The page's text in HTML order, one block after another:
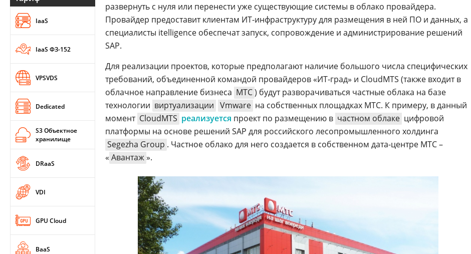
Об
издании
Реклама
Вакансии
Контакты
Дзен
Rutube
IaaS
IaaS ФЗ-152
VPSVDS
Dedicated
S3 Объектное
хранилище
DRaaS
VDI
GPU Cloud
BaaS
развернуть с нуля или перенести уже существующие системы в облако провайдера.
Провайдер предоставит клиентам ИТ-инфраструктуру для размещения в ней ПО и данных, а
специалисты itelligence обеспечат запуск, сопровождение и администрирование решений
SAP.
Для реализации проектов, которые предполагают наличие большого числа специфических
требований, объединенной командой провайдеров «ИТ-град» и CloudMTS (также входит в
облачное направление бизнеса МТС) будут разворачиваться частные облака на базе
технологии виртуализации Vmware на собственных площадках МТС. К примеру, в данный
момент CloudMTS реализуется проект по размещению в частном облаке цифровой
платформы на основе решений SAP для российского лесопромышленного холдинга
Segezha Group . Частное облако для него создается в собственном дата-центре МТС –
« Авантаж».